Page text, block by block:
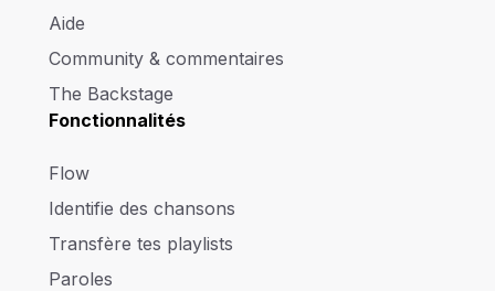
Aide
Community & commentaires
The Backstage
Fonctionnalités
Flow
Identifie des chansons
Transfère tes playlists
Paroles